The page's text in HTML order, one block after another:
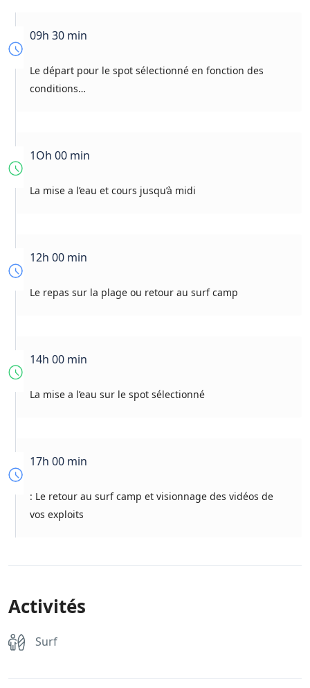
09h 30 min
Le départ pour le spot sélectionné en fonction des
conditions…
1Oh 00 min
La mise a l’eau et cours jusqu’à midi
12h 00 min
Le repas sur la plage ou retour au surf camp
14h 00 min
La mise a l’eau sur le spot sélectionné
17h 00 min
: Le retour au surf camp et visionnage des vidéos de
vos exploits
Activités
Surf